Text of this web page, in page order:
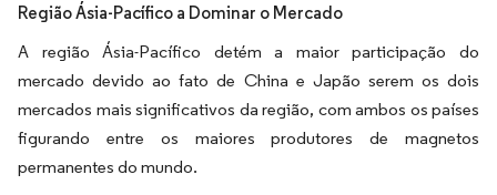
Região Ásia-Pacífico a Dominar o Mercado
A região Ásia-Pacífico detém a maior participação do
mercado devido ao fato de China e Japão serem os dois
mercados mais significativos da região, com ambos os países
figurando entre os maiores produtores de magnetos
permanentes do mundo.